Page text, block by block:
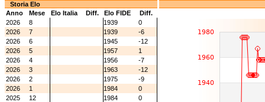
Storia Elo
Anno
Mese Elo Italia Diff. Elo FIDE
Diff.
2026
8 1939
0
2026
7 1939
-6
2026
6 1945
-12
2026
5 1957
1
2026
4 1956
-7
2026
3 1963
-12
2026
2 1975
-9
2026
1 1984
0
2025
12 1984
0